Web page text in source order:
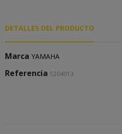
DETALLES DEL PRODUCTO
Marca YAMAHA
Referencia 5204013